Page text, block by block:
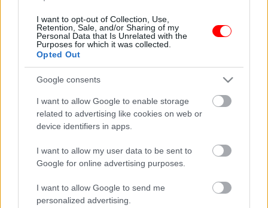
I want to opt-out of Collection, Use,
Retention, Sale, and/or Sharing of my
Personal Data that Is Unrelated with the
Purposes for which it was collected.
Opted Out
Google consents
I want to allow Google to enable storage
related to advertising like cookies on web or
device identifiers in apps.
I want to allow my user data to be sent to
Google for online advertising purposes.
I want to allow Google to send me
personalized advertising.
Vicc: Drágám, te hány nővel voltál már életedben?
Vicc: Két székely veti a búzát a szántóföldön
A feleség küldött egy üzenetet a férje barátnőjének, de
elkövetett egy hibát
11 views
A férj képzelgései teljesen szárnyra kaptak